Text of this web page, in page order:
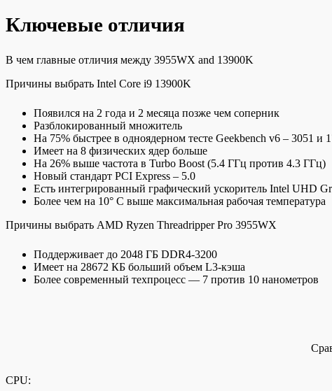
Ключевые отличия
В чем главные отличия между 3955WX and 13900K
Причины выбрать Intel Core i9 13900K
Появился на 2 года и 2 месяца позже чем соперник
Разблокированный множитель
На 75% быстрее в одноядерном тесте Geekbench v6 – 3051 и
Имеет на 8 физических ядер больше
На 26% выше частота в Turbo Boost (5.4 ГГц против 4.3 ГГц)
Новый стандарт PCI Express – 5.0
Есть интегрированный графический ускоритель Intel UHD
Более чем на 10° C выше максимальная рабочая температура
Причины выбрать AMD Ryzen Threadripper Pro 3955WX
Поддерживает до 2048 ГБ DDR4-3200
Имеет на 28672 КБ больший объем L3-кэша
Более современный техпроцесс — 7 против 10 нанометров
CPU: